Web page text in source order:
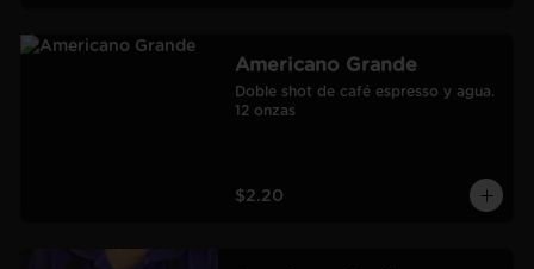
Americano Grande
Doble shot de café espresso y agua.
12 onzas
$2.20